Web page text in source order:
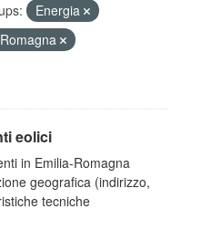
Energia
eolici
in Emilia-Romagna
geografica (indirizzo,
tecniche